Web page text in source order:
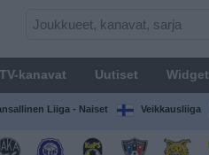
TV-kanavat Uutiset Widget
Liiga - Naiset Veikkausliiga